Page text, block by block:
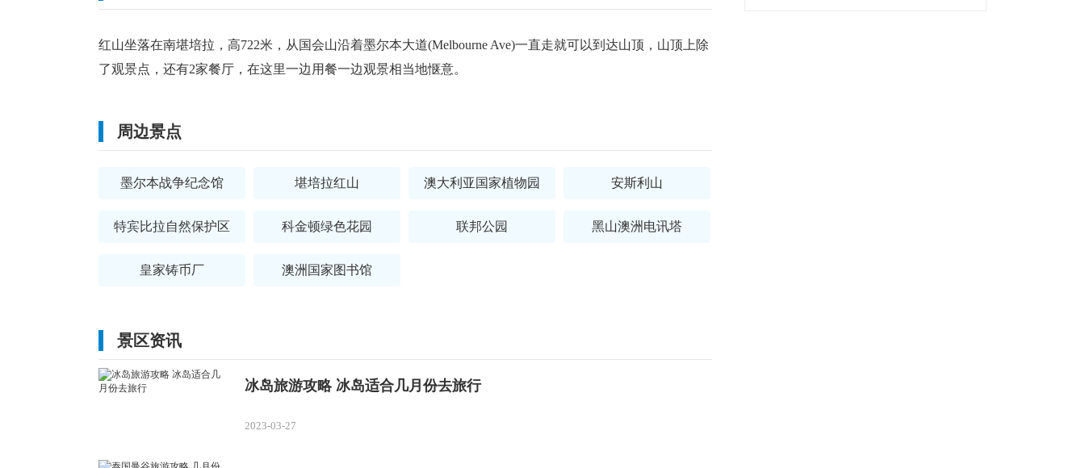
红山坐落在南堪培拉，高722米，从国会山沿着墨尔本大道(Melbourne Ave)一直走就可以到达山顶，山顶上除
了观景点，还有2家餐厅，在这里一边用餐一边观景相当地惬意。
周边景点
墨尔本战争纪念馆 堪培拉红山 澳大利亚国家植物园 安斯利山
特宾比拉自然保护区 科金顿绿色花园 联邦公园 黑山澳洲电讯塔
皇家铸币厂 澳洲国家图书馆
景区资讯
冰岛旅游攻略 冰岛适合几月份去旅行
2023-03-27